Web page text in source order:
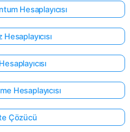
Hesaplayıcısı
Hesaplayıcısı
Çözücü